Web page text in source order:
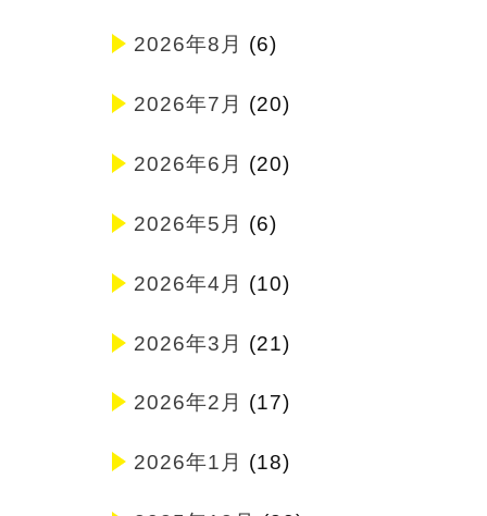
2026年8月 (6)
2026年7月 (20)
2026年6月 (20)
2026年5月 (6)
2026年4月 (10)
2026年3月 (21)
2026年2月 (17)
2026年1月 (18)